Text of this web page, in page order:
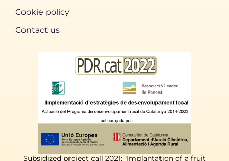
Cookie policy
Contact us
Subsidized project call 2021: "Implantation of a fruit